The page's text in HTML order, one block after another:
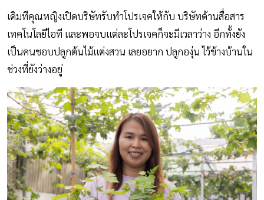
เดิมทีคุณหญิงเปิดบริษัทรับทำโปรเจคให้กับ บริษัทด้านสื่อสาร
เทคโนโลยีไอที และพอจบแต่ละโปรเจคก็จะมีเวลาว่าง อีกทั้งยัง
เป็นคนชอบปลูกต้นไม้แต่งสวน เลยอยาก ปลูกองุ่น ไว้ข้างบ้านใน
ช่วงที่ยังว่างอยู่